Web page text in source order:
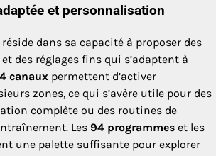
et personnalisation
dans sa capacité à proposer des
et des réglages fins qui s’adaptent à
4 canaux permettent d’activer
zones, ce qui s’avère utile pour des
complète ou des routines de
Les 94 programmes et les
une palette suffisante pour explorer